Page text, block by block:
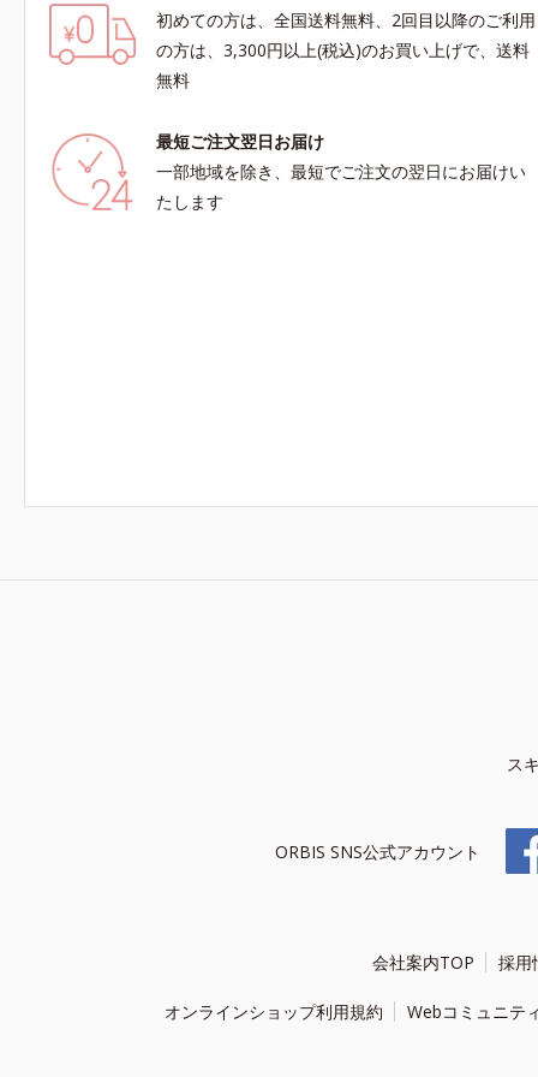
初めての方は、全国送料無料、2回目以降のご利用
の方は、3,300円以上(税込)のお買い上げで、送料
無料
最短ご注文翌日お届け
一部地域を除き、最短でご注文の翌日にお届けい
たします
ス
ORBIS SNS公式アカウント
会社案内TOP 採用
オンラインショップ利用規約 Webコミュニテ